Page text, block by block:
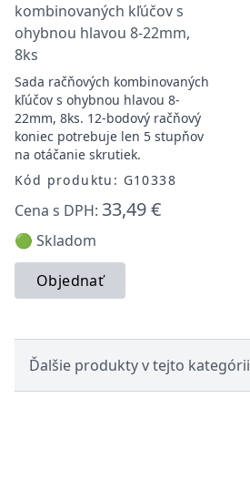
kombinovaných kľúčov s
ohybnou hlavou 8-22mm,
8ks
Sada račňových kombinovaných
kľúčov s ohybnou hlavou 8-
22mm, 8ks. 12-bodový račňový
koniec potrebuje len 5 stupňov
na otáčanie skrutiek.
Kód produktu: G10338
Cena s DPH: 33,49 €
🟢 Skladom
Objednať
Ďalšie produkty v tejto kategórii